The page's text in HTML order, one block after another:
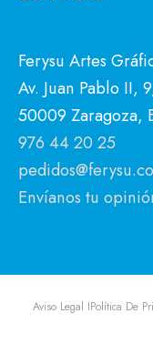
Ferysu Artes
Av. Juan Pablo II,
50009 Zaragoza,
976 44 20 25
Envíanos tu
Aviso Legal IPolítica De